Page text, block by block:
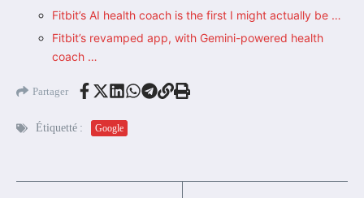
Fitbit’s AI health coach is the first I might actually be …
Fitbit’s revamped app, with Gemini-powered health
coach …
Partager
Étiquetté : Google